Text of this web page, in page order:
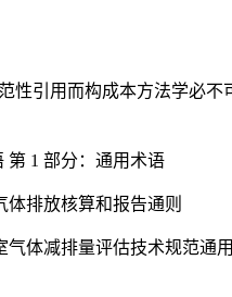
性引用而构成本方法学必
第 1 部分：通用术语
体排放核算和报告通则
气体减排量评估技术规范通